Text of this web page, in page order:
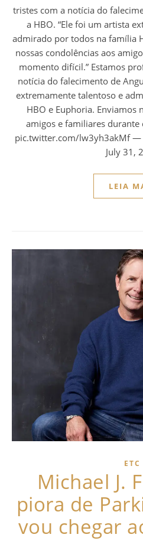
tristes com a notícia do
a HBO. “Ele foi um artista
admirado por todos na família
nossas condolências aos
momento difícil.” Estamos
notícia do falecimento de
extremamente talentoso e
HBO e Euphoria. Enviamos
amigos e familiares
pic.twitter.com/lw3yh3akMf —
July 31,
LEIA
ETC
Michael J.
piora de
vou chegar